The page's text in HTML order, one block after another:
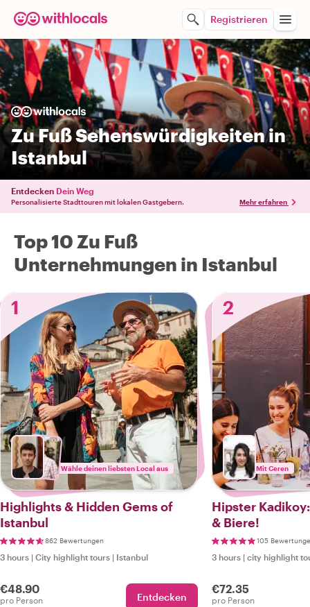
Registrieren
Zu Fuß Sehenswürdigkeiten in
Istanbul
Entdecken Dein Weg
Personalisierte Stadttouren mit lokalen Gastgebern. Mehr erfahren
Top 10 Zu Fuß
Unternehmungen in Istanbul
1
Wähle deinen liebsten Local aus
Highlights & Hidden Gems of
Istanbul
862 Bewertungen
3 hours | City highlight tours | Istanbul
€48.90
pro Person Entdecken
2
Mit Ceren
Hipster
& Biere!
105
3 hours | city highlight
€72.35
pro Person